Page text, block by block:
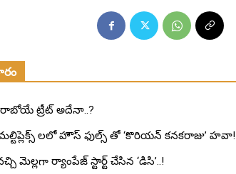
రాబోయే ట్రీట్ అదేనా..?
లలో హౌస్ ఫుల్స్ తో ‘కొరియన్ కనకరాజు’ హవా!
మెల్లగా ర్యాంపేజ్ స్టార్ట్ చేసిన ‘డిసి’..!